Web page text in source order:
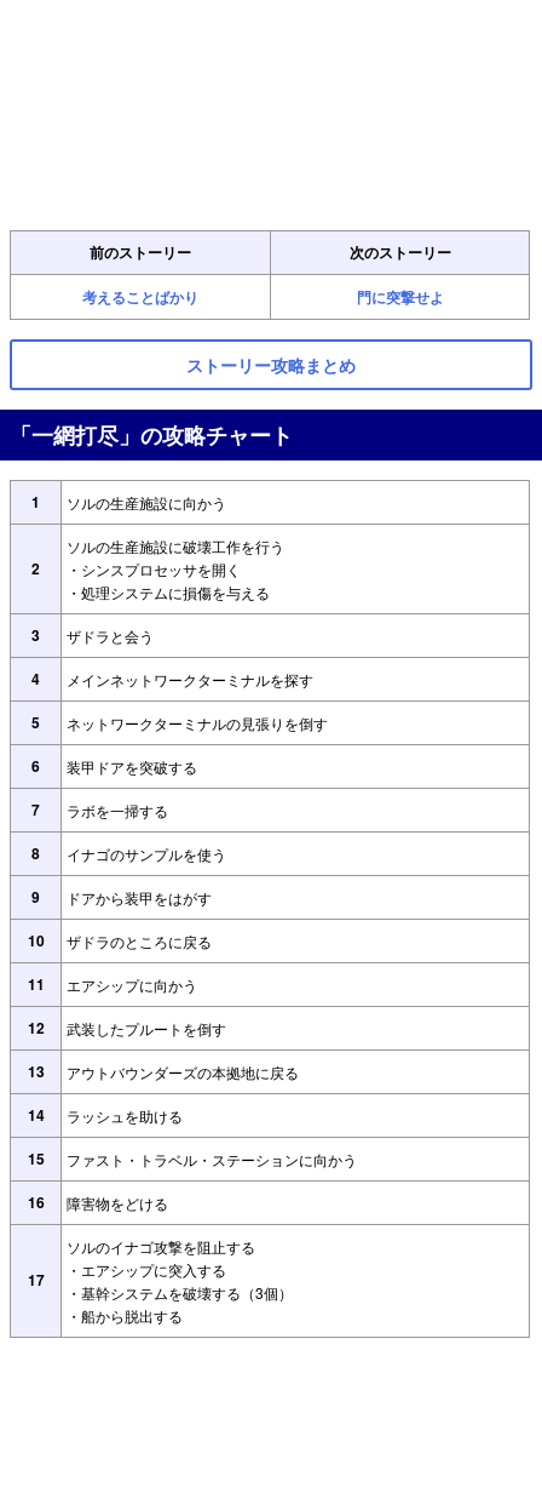
前のストーリー 次のストーリー
考えることばかり 門に突撃せよ
ストーリー攻略まとめ
「一網打尽」の攻略チャート
1 ソルの生産施設に向かう
2
ソルの生産施設に破壊工作を行う
・シンスプロセッサを開く
・処理システムに損傷を与える
3 ザドラと会う
4 メインネットワークターミナルを探す
5 ネットワークターミナルの見張りを倒す
6 装甲ドアを突破する
7 ラボを一掃する
8 イナゴのサンプルを使う
9 ドアから装甲をはがす
10 ザドラのところに戻る
11 エアシップに向かう
12 武装したプルートを倒す
13 アウトバウンダーズの本拠地に戻る
14 ラッシュを助ける
15 ファスト・トラベル・ステーションに向かう
16 障害物をどける
17
ソルのイナゴ攻撃を阻止する
・エアシップに突入する
・基幹システムを破壊する（3個）
・船から脱出する